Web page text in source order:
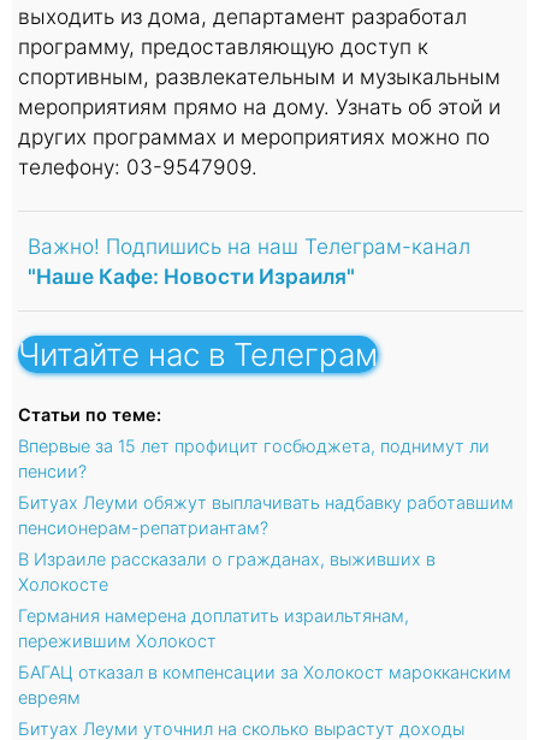
выходить из дома, департамент разработал
программу, предоставляющую доступ к
спортивным, развлекательным и музыкальным
мероприятиям прямо на дому. Узнать об этой и
других программах и мероприятиях можно по
телефону: 03-9547909.
Важно! Подпишись на наш Телеграм-канал
"Наше Кафе: Новости Израиля"
Читайте нас в Телеграм
Статьи по теме:
Впервые за 15 лет профицит госбюджета, поднимут ли
пенсии?
Битуах Леуми обяжут выплачивать надбавку работавшим
пенсионерам-репатриантам?
В Израиле рассказали о гражданах, выживших в
Холокосте
Германия намерена доплатить израильтянам,
пережившим Холокост
БАГАЦ отказал в компенсации за Холокост марокканским
евреям
Битуах Леуми уточнил на сколько вырастут доходы